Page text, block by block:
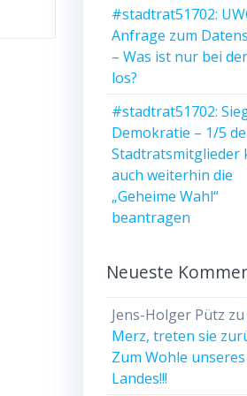
#stadtrat51702:
Anfrage zum
– Was ist nur bei
los?
#stadtrat51702:
Demokratie – 1/5
Stadtratsmitglieder
auch weiterhin die
„Geheime Wahl“
beantragen
Neueste
Jens-Holger Pütz zu
Merz, treten sie
Zum Wohle unseres
Landes!!!